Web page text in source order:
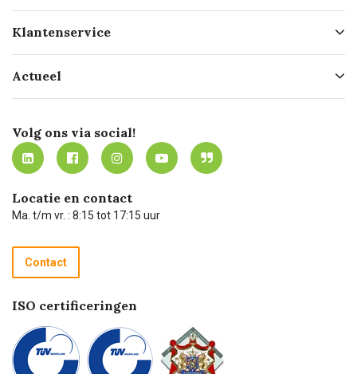
Geschiedenis
Missie
Werken bij Carel Lurvink
MVO
Klantenservice
Bezorgen
Mijn Carel Lurvink
Mijn Carel Lurvink instructievideo's
Carel Lurvink App
Hulp op afstand
Technische dienst
Recycle programma
Betalen
Actueel
Innovation LAB
Tevreden klanten
Carel Lurvink Blog
Carel de podcast
Volg ons via social!
Locatie en contact
Ma. t/m vr. : 8:15 tot 17:15 uur
Contact
ISO certificeringen